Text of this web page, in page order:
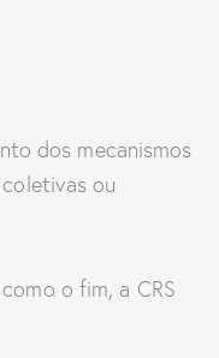
dos mecanismos
ou
o fim, a CRS